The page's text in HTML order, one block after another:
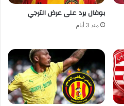
بوفال يرد على عرض الترجي
منذ 3 أيام